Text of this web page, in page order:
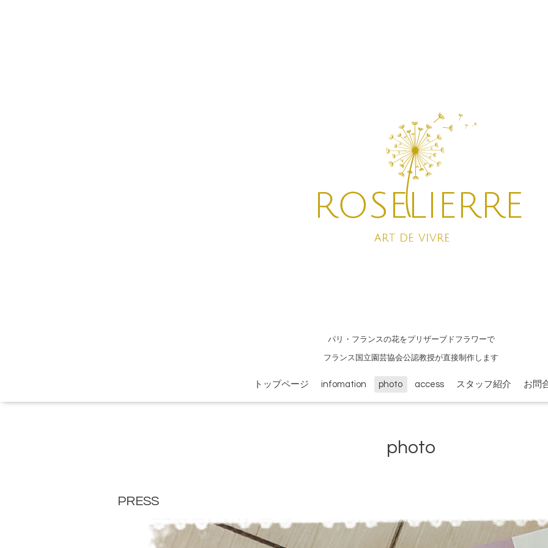
パリ・フランスの花をプリザーブドフラワーで
フランス国立園芸協会公認教授が直接制作します
トップページ infomation photo access スタッフ紹介 お問
photo
PRESS